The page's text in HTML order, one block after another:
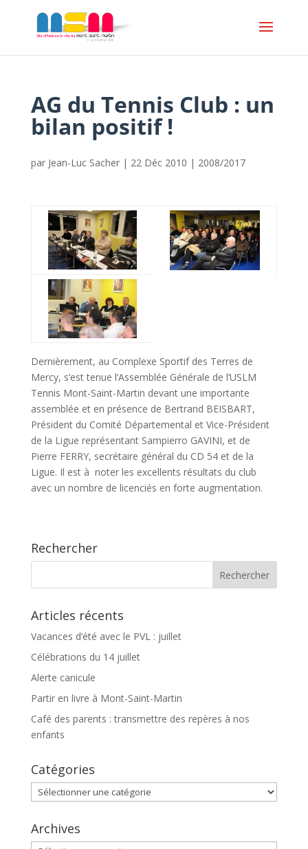
AG du Tennis Club : un
bilan positif !
par Jean-Luc Sacher| 22 Déc 2010 | 2008/2017
Dernièrement, au Complexe Sportif des Terres de
Mercy, s‘est tenue l‘Assemblée Générale de l‘USLM
Tennis Mont-Saint-Martin devant une importante
assemblée et en présence de Bertrand BEISBART,
Président du Comité Départemental et Vice-Président
de la Ligue représentant Sampierro GAVINI, et de
Pierre FERRY, secrétaire général du CD 54 et de la
Ligue. Il est à noter les excellents résultats du club
avec un nombre de licenciés en forte augmentation.
Rechercher
Articles récents
Vacances d’été avec le PVL : juillet
Célébrations du 14 juillet
Alerte canicule
Partir en livre à Mont-Saint-Martin
Café des parents : transmettre des repères à nos
enfants
Catégories
Catégories
Archives